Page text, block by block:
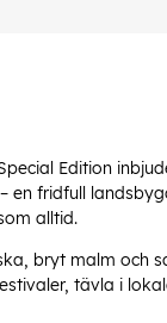
Edition
en fridfull
alltid.
bryt malm och
tävla i